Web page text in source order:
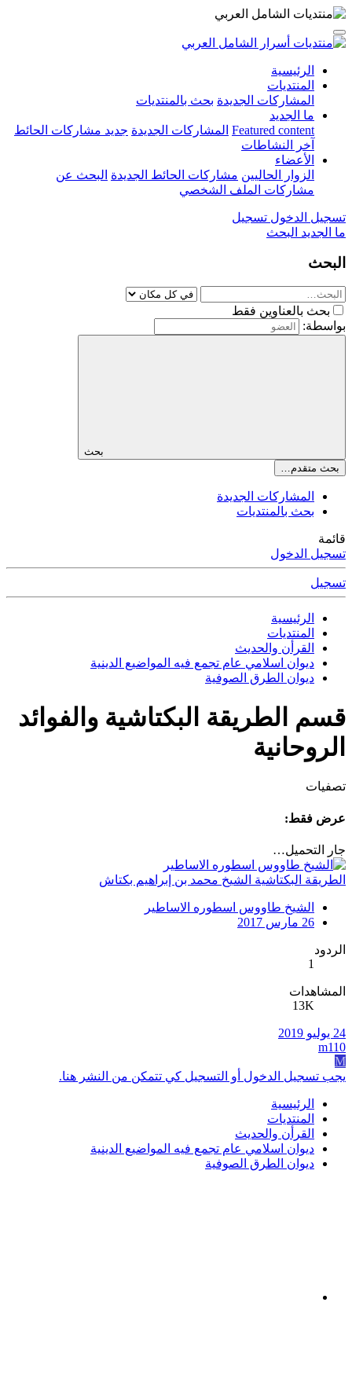
الرئيسية
المنتديات
المشاركات الجديدة بحث بالمنتديات
ما الجديد
Featured content المشاركات الجديدة جديد مشاركات الحائط
آخر النشاطات
الأعضاء
الزوار الحاليين مشاركات الحائط الجديدة البحث عن
مشاركات الملف الشخصي
تسجيل الدخول تسجيل
ما الجديد البحث
البحث
بحث بالعناوين فقط
بواسطة:
بحث
بحث متقدم…
المشاركات الجديدة
بحث بالمنتديات
قائمة
تسجيل الدخول
تسجيل
الرئيسية
المنتديات
القرأن والحديث
ديوان اسلامي عام تجمع فيه المواضيع الدينية
ديوان الطرق الصوفية
قسم الطريقة البكتاشية والفوائد
الروحانية
تصفيات
عرض فقط:
جار التحميل…
الطريقة البكتاشية الشيخ محمد بن إبراهيم بكتاش
الشيخ طاووس اسطوره الاساطير
26 مارس 2017
الردود
1
المشاهدات
13K
24 يوليو 2019
m110
M
يجب تسجيل الدخول أو التسجيل كي تتمكن من النشر هنا.
الرئيسية
المنتديات
القرأن والحديث
ديوان اسلامي عام تجمع فيه المواضيع الدينية
ديوان الطرق الصوفية